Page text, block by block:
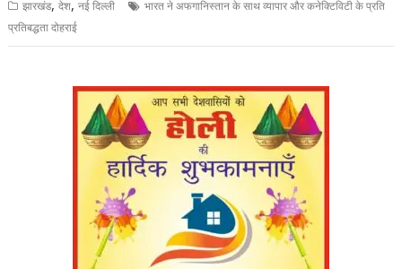
झारखंड,देश,नई दिल्ली
भारत ने अफगानिस्तान के साथ व्यापार और कनेक्टिविटी के प्रति
प्रतिबद्धता दोहराई